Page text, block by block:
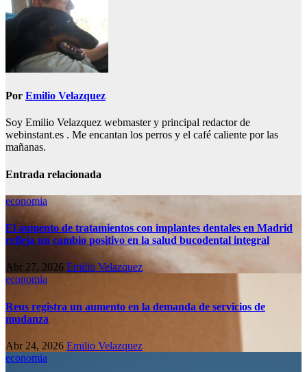
Por Emilio Velazquez
Soy Emilio Velazquez webmaster y principal redactor de
webinstant.es . Me encantan los perros y el café caliente por las
mañanas.
Entrada relacionada
economia
El aumento de tratamientos con implantes dentales en Madrid
refleja un cambio positivo en la salud bucodental integral
Abr 27, 2026 Emilio Velazquez
economia
Reus registra un aumento en la demanda de servicios de
mudanza
Abr 24, 2026 Emilio Velazquez
economia